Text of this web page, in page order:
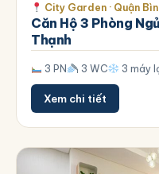
City Garden · Quận
Căn Hộ 3 Phòng
Thạnh
3 PN 3 WC 3 máy
Xem chi tiết